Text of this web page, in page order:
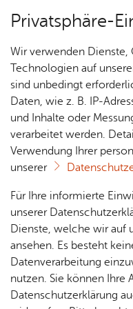
Über­sicht
Rat­
haus &
Bür­
ger­
ser­vice
Rat­
häu­ser
Nach­
rich­
ten,
Vi­de­os
& Bil­
der
Me­di­
Essen & Trin­ken
In­ter­na­tio­na­le &
Am­bi­en­te. Bar
Tages mit
Privatsphäre-
Wir verwenden Dienste,
Technologien auf
sind unbedingt
Daten, wie z. B. IP-
und Inhalte oder
verarbeitet werden.
Verwendung Ihrer
unserer
Für Ihre informierte
unserer
Dienste, welche wir auf
ansehen. Es besteht
Datenverarbeitung
nutzen. Sie können Ihre
Datenschutzerklärung